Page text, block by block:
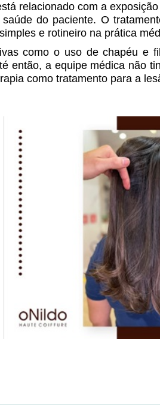
relacionado com a exposição
do paciente. O
e rotineiro na prática
como o uso de chapéu e
então, a equipe médica não
como tratamento para a